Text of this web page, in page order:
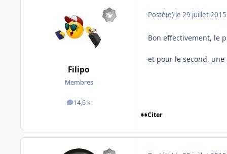
Filipo
Membres
14,6 k
messages
Posté(e) le 29 juillet 2015
Bon effectivement, le
et pour le second,
Citer